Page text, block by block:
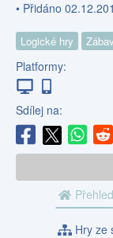
• Přidáno
Logické hry
Platformy:
Sdílej na:
Přehled
Hry ze